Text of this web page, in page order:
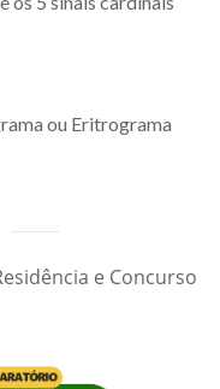
ou Eritrograma
e Concurso